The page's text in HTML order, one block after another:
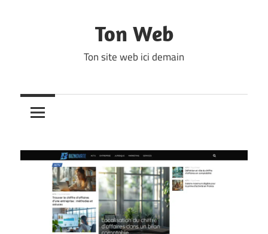
Ton Web
Ton site web ici demain